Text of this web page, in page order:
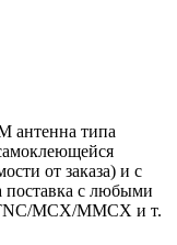
антенна типа
от заказа) и с
поставка с любыми
MCX/MMCX и т.